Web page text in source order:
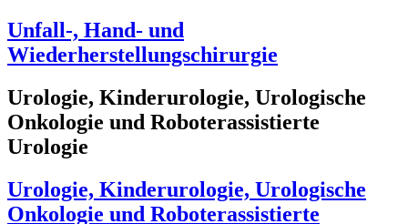
Unfall-, Hand- und
Wiederherstellungschirurgie
Urologie, Kinderurologie, Urologische
Onkologie und Roboterassistierte
Urologie
Urologie, Kinderurologie, Urologische
Onkologie und Roboterassistierte